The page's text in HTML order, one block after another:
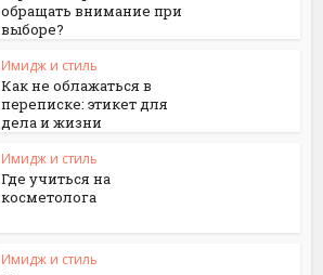
обращать внимание при
выборе?
Имидж и стиль
Как не облажаться в
переписке: этикет для
дела и жизни
Имидж и стиль
Где учиться на
косметолога
Имидж и стиль